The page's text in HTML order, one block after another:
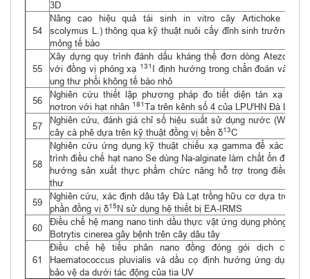
3D
54
Nâng cao hiệu quả tái sinh in vitro cây Artichoke
scolymus L.) thông qua kỹ thuật nuôi cấy đỉnh sinh trưởng và
mỏng tế bào
55
Xây dựng quy trình đánh dấu kháng thể đơn dòng
với đồng vị phóng xạ 131 I định hướng trong chẩn đoán và điều
ung thư phổi không tế bào nhỏ
56
Nghiên cứu thiết lập phương pháp đo tiết diện tán xạ đàn
nơtron với hạt nhân 181Ta trên kênh số 4 của LPƯHN Đà Lạt
57
Nghiên cứu, đánh giá chỉ số hiệu suất sử dụng nước (WUE)
cây cà phê dựa trên kỹ thuật đồng vị bền δ13C
58
Nghiên cứu ứng dụng kỹ thuật chiếu xạ gamma để xác lập
trình điều chế hạt nano Se dùng Na-alginate làm chất ổn định,
hướng sản xuất thực phẩm chức năng hỗ trợ trong điều trị
thư
59
Nghiên cứu, xác định dâu tây Đà Lạt trồng hữu cơ dựa trên
phần đồng vị δ15N sử dụng hệ thiết bị EA-IRMS
60
Điều chế hệ mang nano tinh dầu thực vật ứng dụng phòng trị
Botrytis cinerea gây bệnh trên cây dâu tây
61
Điều chế hệ tiểu phân nano đồng đóng gói dịch chiết
Haematococcus pluvialis và dầu cọ định hướng ứng dụng
bảo vệ da dưới tác động của tia UV